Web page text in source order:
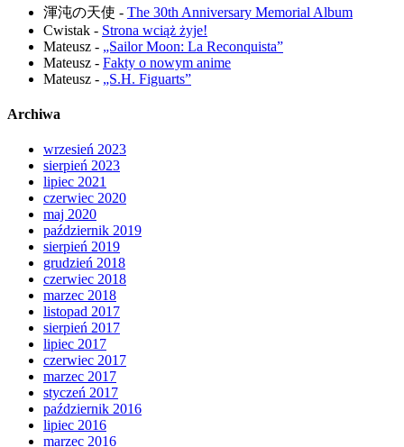
渾沌の天使 - The 30th Anniversary Memorial Album
Cwistak - Strona wciąż żyje!
Mateusz - „Sailor Moon: La Reconquista”
Mateusz - Fakty o nowym anime
Mateusz - „S.H. Figuarts”
Archiwa
wrzesień 2023
sierpień 2023
lipiec 2021
czerwiec 2020
maj 2020
październik 2019
sierpień 2019
grudzień 2018
czerwiec 2018
marzec 2018
listopad 2017
sierpień 2017
lipiec 2017
czerwiec 2017
marzec 2017
styczeń 2017
październik 2016
lipiec 2016
marzec 2016